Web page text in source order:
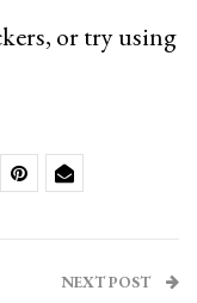
or try using
NEXT POST